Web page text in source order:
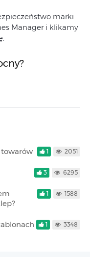
marki
Manager i klikamy
towarów 1 2051
3 6295
1 1588
1 3348